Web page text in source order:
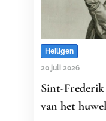
Heiligen
20 juli 2026
Sint-
van het